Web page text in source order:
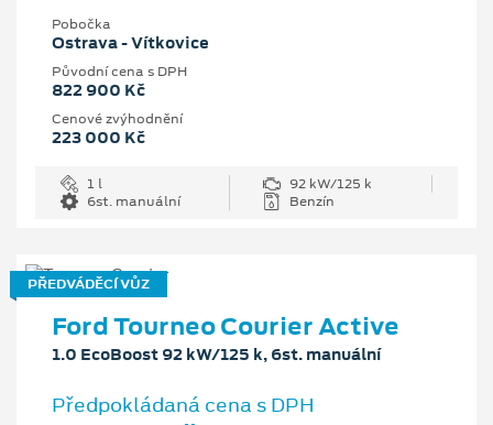
Pobočka
Ostrava - Vítkovice
Původní cena s DPH
822 900 Kč
Cenové zvýhodnění
223 000 Kč
1 l
92 kW/125 k
6st. manuální
Benzín
PŘEDVÁDĚCÍ VŮZ
Ford Tourneo Courier Active
1.0 EcoBoost 92 kW/125 k, 6st. manuální
Předpokládaná cena s DPH